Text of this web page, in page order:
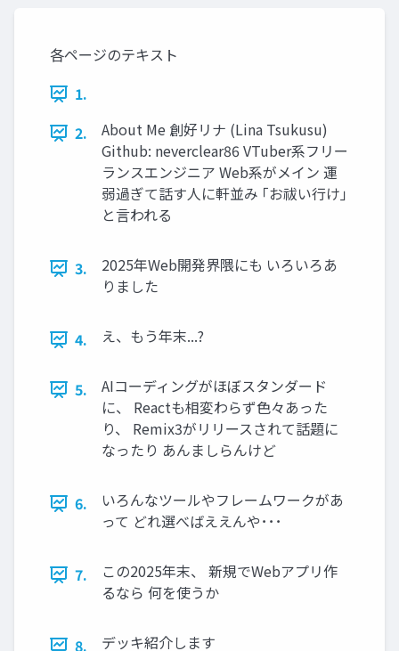
各ページのテキスト
1.
2.
About Me 創好リナ (Lina Tsukusu)
Github: neverclear86 VTuber系フリー
ランスエンジニア Web系がメイン 運
弱過ぎて話す人に軒並み ｢お祓い行け｣
と言われる
3.
2025年Web開発界隈にも いろいろあ
りました
4. え、もう年末...?
5.
AIコーディングがほぼスタンダード
に、 Reactも相変わらず色々あった
り、 Remix3がリリースされて話題に
なったり あんましらんけど
6.
いろんなツールやフレームワークがあ
って どれ選べばええんや･･･
7.
この2025年末、 新規でWebアプリ作
るなら 何を使うか
8. デッキ紹介します